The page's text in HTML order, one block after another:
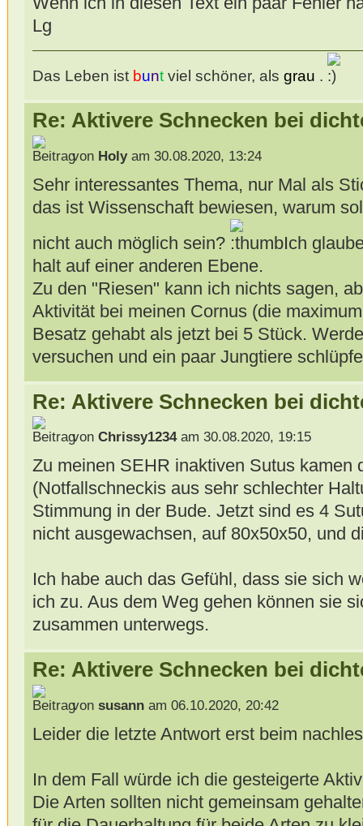
Lg
Das Leben istbuntviel schöner, als grau .
Re: Aktivere Schnecken bei
von Holyam 30.08.2020, 13:24
Sehr interessantes Thema, nur Mal als
das ist Wissenschaft bewiesen, warum
nicht auch möglich sein?
Ich
halt auf einer anderen Ebene.
Zu den "Riesen" kann ich nichts sagen,
Aktivität bei meinen Cornus (die
Besatz gehabt als jetzt bei 5 Stück.
versuchen und ein paar Jungtiere
Re: Aktivere Schnecken bei
von Chrissy1234am 30.08.2020, 19:15
Zu meinen SEHR inaktiven Sutus kamen
(Notfallschneckis aus sehr schlechter
Stimmung in der Bude. Jetzt sind es 4
nicht ausgewachsen, auf 80x50x50, und
Ich habe auch das Gefühl, dass sie sich
ich zu. Aus dem Weg gehen können sie
zusammen unterwegs.
Re: Aktivere Schnecken bei
von susannam 06.10.2020, 20:42
Leider die letzte Antwort erst beim
In dem Fall würde ich die gesteigerte
Die Arten sollten nicht gemeinsam